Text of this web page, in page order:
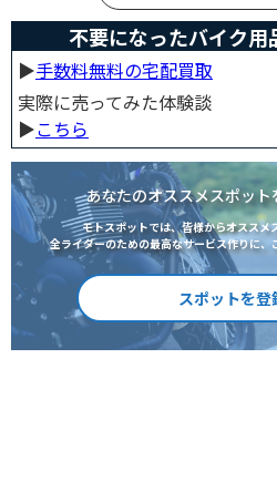
不要になったバイク用
▶︎手数料無料の宅配買取
実際に売ってみた体験談
▶︎こちら
あなたのオススメスポッ
モトスポットでは、皆様からオススメ
全ライダーのための最高なサービス作りに、
スポットを登